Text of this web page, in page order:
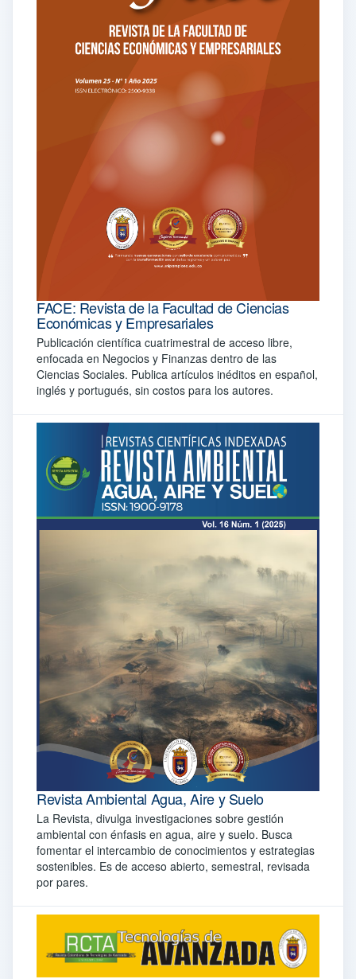
FACE: Revista de la Facultad de Ciencias
Económicas y Empresariales
Publicación científica cuatrimestral de acceso libre,
enfocada en Negocios y Finanzas dentro de las
Ciencias Sociales. Publica artículos inéditos en español,
inglés y portugués, sin costos para los autores.
Revista Ambiental Agua, Aire y Suelo
La Revista, divulga investigaciones sobre gestión
ambiental con énfasis en agua, aire y suelo. Busca
fomentar el intercambio de conocimientos y estrategias
sostenibles. Es de acceso abierto, semestral, revisada
por pares.